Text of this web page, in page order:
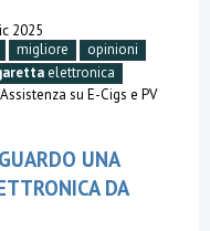
2025
migliore
opinioni
elettronica
su E-Cigs e PV
UNA
DA